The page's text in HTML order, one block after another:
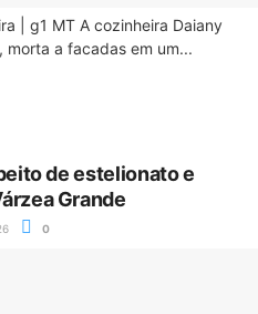
| g1 MT A cozinheira Daiany
morta a facadas em um...
de estelionato e
Grande
0